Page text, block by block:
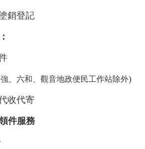
銷登記
強、六和、觀音地政便民工作站除外)
收代寄
件服務